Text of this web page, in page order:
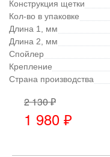
Конструкция щетки
Кол-во в упаковке
Длина 1, мм
Длина 2, мм
Спойлер
Крепление
Страна производства
2 130 ₽
1 980 ₽